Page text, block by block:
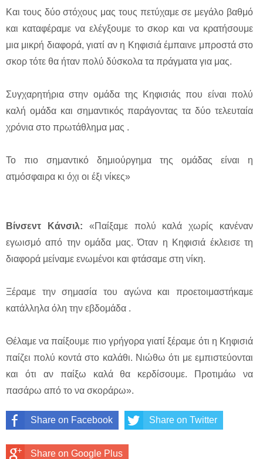
Και τους δύο στόχους μας τους πετύχαμε σε μεγάλο βαθμό
και καταφέραμε να ελέγξουμε το σκορ και να κρατήσουμε
μια μικρή διαφορά, γιατί αν η Κηφισιά έμπαινε μπροστά στο
σκορ τότε θα ήταν πολύ δύσκολα τα πράγματα για μας.
Συγχαρητήρια στην ομάδα της Κηφισιάς που είναι πολύ
καλή ομάδα και σημαντικός παράγοντας τα δύο τελευταία
χρόνια στο πρωτάθλημα μας .
Το πιο σημαντικό δημιούργημα της ομάδας είναι η
ατμόσφαιρα κι όχι οι έξι νίκες»
Βίνσεντ Κάνσιλ: «Παίξαμε πολύ καλά χωρίς κανέναν
εγωισμό από την ομάδα μας. Όταν η Κηφισιά έκλεισε τη
διαφορά μείναμε ενωμένοι και φτάσαμε στη νίκη.
Ξέραμε την σημασία του αγώνα και προετοιμαστήκαμε
κατάλληλα όλη την εβδομάδα .
Θέλαμε να παίξουμε πιο γρήγορα γιατί ξέραμε ότι η Κηφισιά
παίζει πολύ κοντά στο καλάθι. Νιώθω ότι με εμπιστεύονται
και ότι αν παίξω καλά θα κερδίσουμε. Προτιμάω να
πασάρω από το να σκοράρω».
Share on Facebook Share on Twitter
Share on Google Plus